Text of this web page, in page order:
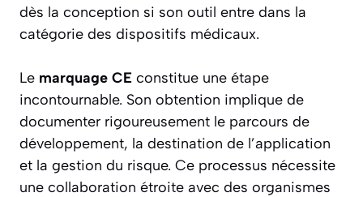
dès la conception si son outil entre dans la
catégorie des dispositifs médicaux.
Le marquage CE constitue une étape
incontournable. Son obtention implique de
documenter rigoureusement le parcours de
développement, la destination de l’application
et la gestion du risque. Ce processus nécessite
une collaboration étroite avec des organismes